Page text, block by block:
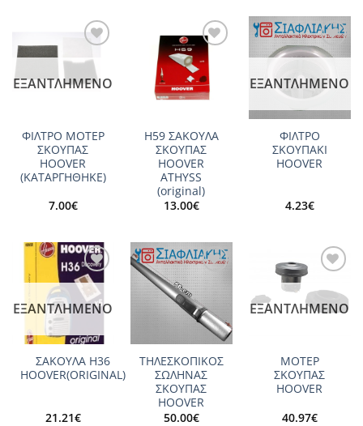
wishlist
ΕΞΑΝΤΛΗΜΈΝΟ
ΦΙΛΤΡΟ ΜΟΤΕΡ
ΣΚΟΥΠΑΣ
HOOVER
(ΚΑΤΑΡΓΗΘΗΚΕ)
7.00€
Add to
wishlist
Η59 ΣΑΚΟΥΛΑ
ΣΚΟΥΠΑΣ
HOOVER
ATHYSS
(original)
13.00€
Add to
ΕΞΑΝΤΛΗΜΈΝΟ
ΦΙΛΤΡΟ
ΣΚΟΥΠΑΚΙ
HOOVER
4.23€
Add to
wishlist
ΕΞΑΝΤΛΗΜΈΝΟ
ΣΑΚΟΥΛΑ H36
HOOVER(ORIGINAL)
21.21€
Add to
wishlist
ΤΗΛΕΣΚΟΠΙΚΟΣ
ΣΩΛΗΝΑΣ
ΣΚΟΥΠΑΣ
HOOVER
50.00€
wishlist
ΕΞΑΝΤΛΗΜΈΝΟ
ΜΟΤΕΡ
ΣΚΟΥΠΑΣ
HOOVER
40.97€